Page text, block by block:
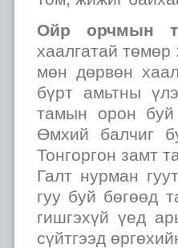
Ойр орчмын
хаалгатай төмөр
мөн дөрвөн
бүрт амьтны
тамын орон буй
Өмхий балчиг
Тонгоргон замт
Галт нурман
гуу буй бөгөөд
гишгэхүй үед
сүйтгээд